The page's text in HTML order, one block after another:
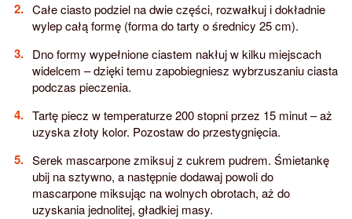
Całe ciasto podziel na dwie części, rozwałkuj i dokładnie
wylep całą formę (forma do tarty o średnicy 25 cm).
Dno formy wypełnione ciastem nakłuj w kilku miejscach
widelcem – dzięki temu zapobiegniesz wybrzuszaniu ciasta
podczas pieczenia.
Tartę piecz w temperaturze 200 stopni przez 15 minut – aż
uzyska złoty kolor. Pozostaw do przestygnięcia.
Serek mascarpone zmiksuj z cukrem pudrem. Śmietankę
ubij na sztywno, a następnie dodawaj powoli do
mascarpone miksując na wolnych obrotach, aż do
uzyskania jednolitej, gładkiej masy.